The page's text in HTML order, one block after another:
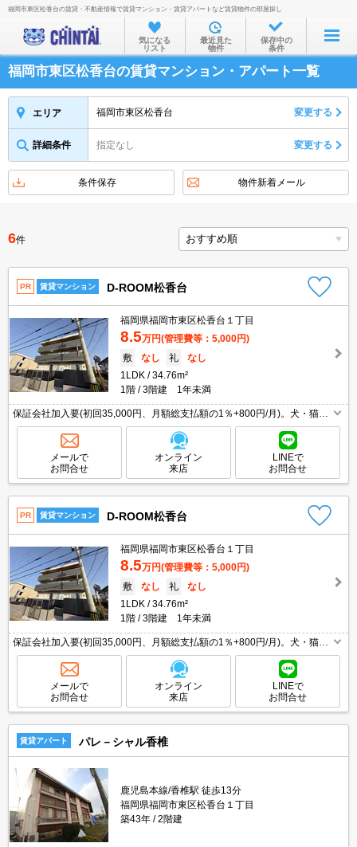
お部屋を探す
沿線・駅から
住所から
家賃相場から
物件特集から
不動産会社から
TOP
福岡市東区松香台の賃貸・不動産情報で賃貸マンション・賃貸アパートなど賃貸物件の部屋探し
気になる
リスト
最近見た
物件
保存中の
条件
福岡市東区松香台の賃貸マンション・アパート一覧
エリア 福岡市東区松香台 変更する
詳細条件 指定なし 変更する
条件保存 物件新着メール
6件
PR 賃貸マンション D-ROOM松香台
福岡県福岡市東区松香台１丁目
8.5万円(管理費等：5,000円)
敷
なし 礼
なし
1LDK
34.76m²
1階
3階建 1年未満
保証会社加入要(初回35,000円、月額総支払額の1％+800円/月)。犬・猫計
2匹まで飼育可。犬飼育時敷金1ヶ月、猫飼育時敷金2ヶ月増。インターネ
ット無料。新築物件です。
メールで
お問合せ
オンライン
来店
LINEで
お問合せ
PR 賃貸マンション D-ROOM松香台
福岡県福岡市東区松香台１丁目
8.5万円(管理費等：5,000円)
敷
なし 礼
なし
1LDK
34.76m²
1階
3階建 1年未満
保証会社加入要(初回35,000円、月額総支払額の1％+800円/月)。犬・猫計
2匹まで飼育可。犬飼育時敷金1ヶ月、猫飼育時敷金2ヶ月増。インターネ
ット無料。新築物件です。
メールで
お問合せ
オンライン
来店
LINEで
お問合せ
賃貸アパート パレ－シャル香椎
鹿児島本線/香椎駅 徒歩13分
福岡県福岡市東区松香台１丁目
築43年
2階建